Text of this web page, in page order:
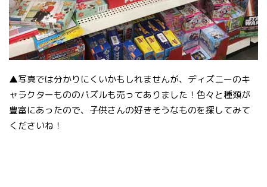
▲写真では分かりにくいかもしれませんが、ディズニーのキ
ャラクターもののパズルも売ってありました！色々と種類が
豊富にあったので、子供さんの好きそうなものを探してみて
くださいね！